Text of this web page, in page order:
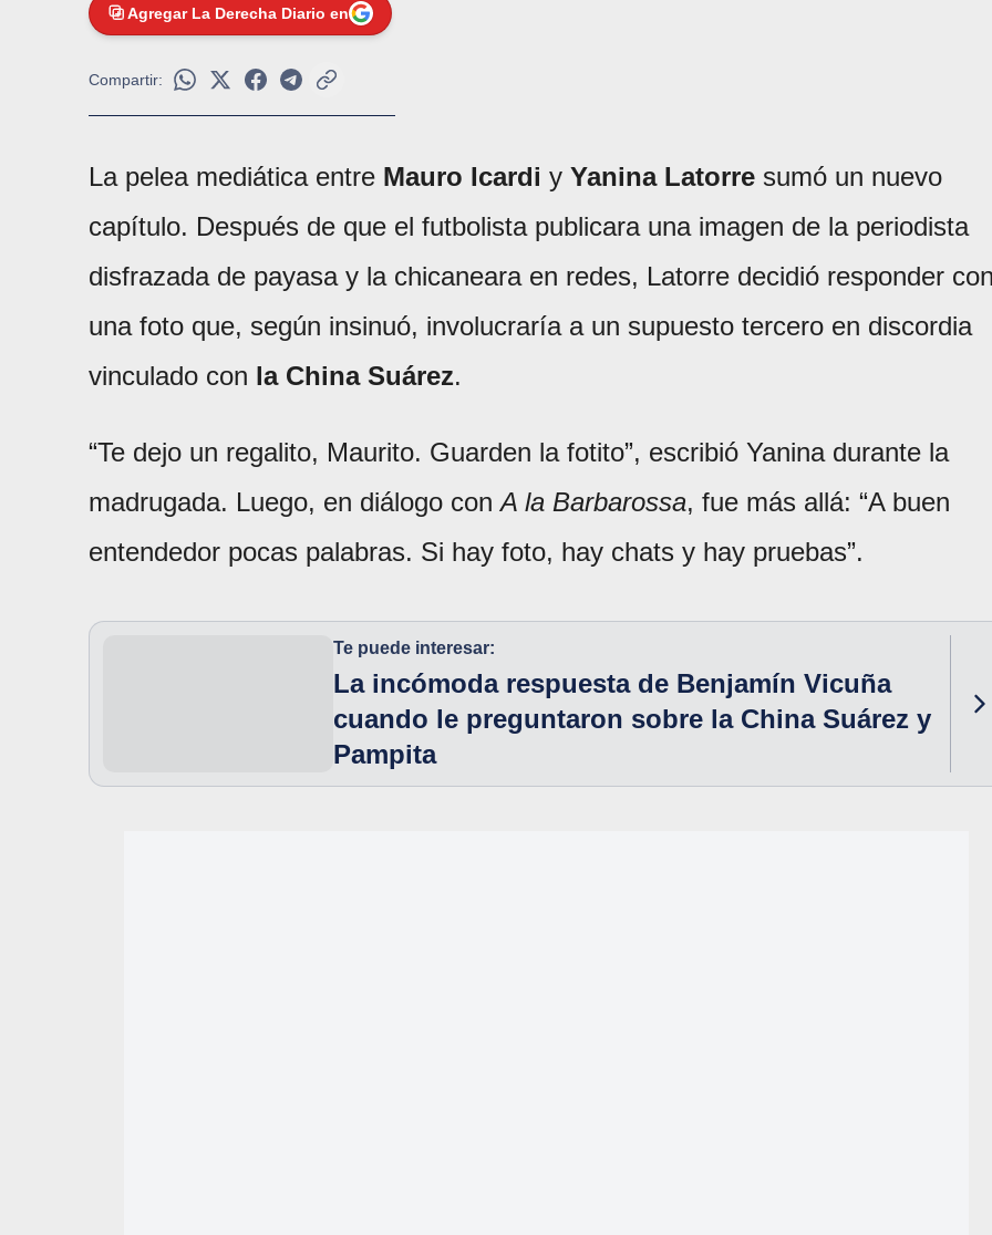
Agregar La Derecha Diario en
Compartir:
La pelea mediática entre Mauro Icardi y Yanina Latorre sumó un nuevo
capítulo. Después de que el futbolista publicara una imagen de la periodista
disfrazada de payasa y la chicaneara en redes, Latorre decidió responder
una foto que, según insinuó, involucraría a un supuesto tercero en discordia
vinculado con la China Suárez.
“Te dejo un regalito, Maurito. Guarden la fotito”, escribió Yanina durante la
madrugada. Luego, en diálogo conA la Barbarossa, fue más allá: “A buen
entendedor pocas palabras. Si hay foto, hay chats y hay pruebas”.
Te puede interesar:
La incómoda respuesta de Benjamín Vicuña
cuando le preguntaron sobre la China Suárez y
Pampita